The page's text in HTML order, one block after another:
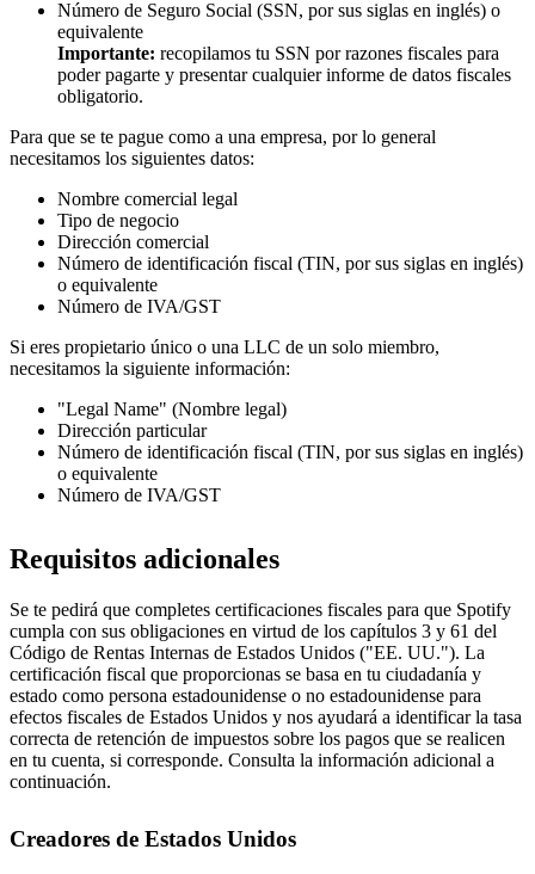
Número de Seguro Social (SSN, por sus siglas en inglés) o
equivalente
Importante: recopilamos tu SSN por razones fiscales para
poder pagarte y presentar cualquier informe de datos fiscales
obligatorio.
Para que se te pague como a una empresa, por lo general
necesitamos los siguientes datos:
Nombre comercial legal
Tipo de negocio
Dirección comercial
Número de identificación fiscal (TIN, por sus siglas en inglés)
o equivalente
Número de IVA/GST
Si eres propietario único o una LLC de un solo miembro,
necesitamos la siguiente información:
"Legal Name" (Nombre legal)
Dirección particular
Número de identificación fiscal (TIN, por sus siglas en inglés)
o equivalente
Número de IVA/GST
Requisitos adicionales
Se te pedirá que completes certificaciones fiscales para que Spotify
cumpla con sus obligaciones en virtud de los capítulos 3 y 61 del
Código de Rentas Internas de Estados Unidos ("EE. UU."). La
certificación fiscal que proporcionas se basa en tu ciudadanía y
estado como persona estadounidense o no estadounidense para
efectos fiscales de Estados Unidos y nos ayudará a identificar la tasa
correcta de retención de impuestos sobre los pagos que se realicen
en tu cuenta, si corresponde. Consulta la información adicional a
continuación.
Creadores de Estados Unidos